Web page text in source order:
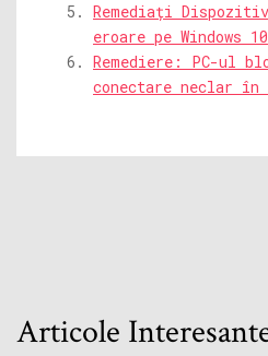
Remediați
eroare pe Windows 10
Remediere: PC-ul
conectare neclar în
Articole